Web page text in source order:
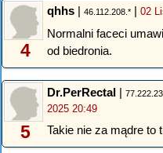
4
qhhs | 46.112.208.* | 02
Normalni faceci
od biedronia.
5
Dr.PerRectal |
2025 20:49
Takie nie za mądre to